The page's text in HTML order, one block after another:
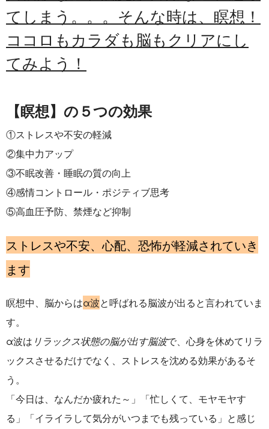
てしまう。。。そんな時は、瞑想！
ココロもカラダも脳もクリアにし
てみよう！
【瞑想】の５つの効果
①ストレスや不安の軽減
②集中力アップ
③不眠改善・睡眠の質の向上
④感情コントロール・ポジティブ思考
⑤高血圧予防、禁煙など抑制
ストレスや不安、心配、恐怖が軽減されていき
ます
瞑想中、脳からはα波と呼ばれる脳波が出ると言われていま
す。
α波は リラックス状態の脳が出す脳波で、心身を休めてリラ
ックスさせるだけでなく、ストレスを沈める効果があるそ
う。
「今日は、なんだか疲れた～」「忙しくて、モヤモヤす
る」「イライラして気分がいつまでも残っている」と感じ